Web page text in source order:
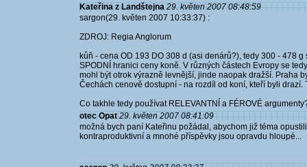
Kateřina z Landštejna 29. květen 2007 08:48:59
sargon(29. květen 2007 10:33:37) :
ZDROJ: Regia Anglorum
kůň - cena OD 193 DO 308 d (asi denárů?), tedy 300 - 478
SPODNÍ hranici ceny koně. V různých částech Evropy se
mohl být otrok výrazně levnější, jinde naopak dražší. Praha
Čechách cenově dostupní - na rozdíl od koní, kteří byli drazí.
Co takhle tedy používat RELEVANTNÍ a FÉROVÉ
otec Opat 29. květen 2007 08:41:09
možná bych paní Kateřinu požádal, abychom již téma
kontraproduktivní a mnohé příspěvky jsou opravdu hloupé...